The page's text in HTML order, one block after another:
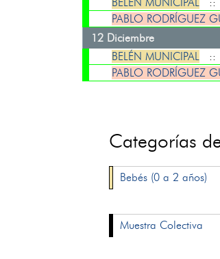
PABLO RODRÍGUEZ
12 Diciembre
BELÉN MUNICIPAL::
PABLO RODRÍGUEZ
Categorías
Bebés (0 a 2 años)
Muestra Colectiva